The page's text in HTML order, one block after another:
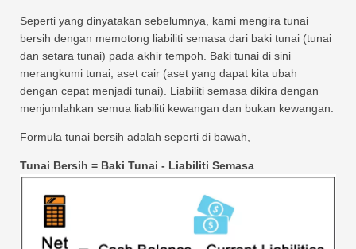
Seperti yang dinyatakan sebelumnya, kami mengira tunai
bersih dengan memotong liabiliti semasa dari baki tunai (tunai
dan setara tunai) pada akhir tempoh. Baki tunai di sini
merangkumi tunai, aset cair (aset yang dapat kita ubah
dengan cepat menjadi tunai). Liabiliti semasa dikira dengan
menjumlahkan semua liabiliti kewangan dan bukan kewangan.
Formula tunai bersih adalah seperti di bawah,
Tunai Bersih = Baki Tunai - Liabiliti Semasa